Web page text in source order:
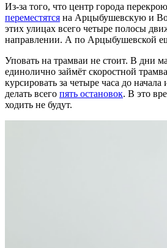
Из-за того, что центр города
переместятся на Арцыбушевскую и
этих улицах всего четыре полосы
направлении. А по Арцыбушевской
Уповать на трамваи не стоит. В дни
единолично займёт скоростной
курсировать за четыре часа до начала
делать всего пять остановок. В это
ходить не будут.